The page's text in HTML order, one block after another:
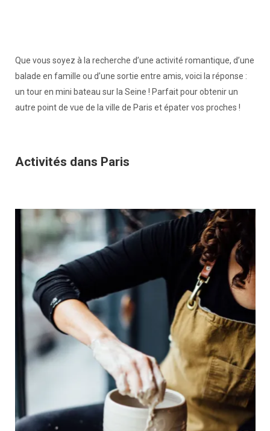
Que vous soyez à la recherche d’une activité romantique, d’une
balade en famille ou d’une sortie entre amis, voici la réponse :
un tour en mini bateau sur la Seine ! Parfait pour obtenir un
autre point de vue de la ville de Paris et épater vos proches !
Activités dans Paris